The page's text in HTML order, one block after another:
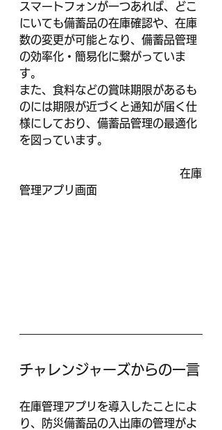
スマートフォンが一つあれば、どこ
にいても備蓄品の在庫確認や、在庫
数の変更が可能となり、備蓄品管理
の効率化・簡易化に繋がっていま
す。
また、食料などの賞味期限があるも
のには期限が近づくと通知が届く仕
様にしており、備蓄品管理の最適化
を図っています。
在庫
管理アプリ画面
チャレンジャーズからの一言
在庫管理アプリを導入したことによ
り、防災備蓄品の入出庫の管理がよ